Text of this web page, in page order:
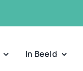
In Beeld